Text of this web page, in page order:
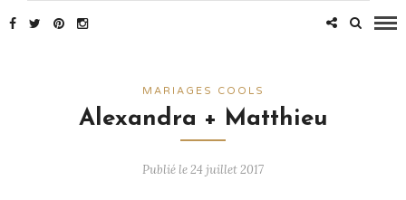
MARIAGES COOLS
Alexandra + Matthieu
Publié le 24 juillet 2017